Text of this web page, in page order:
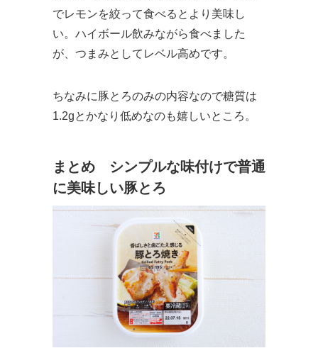
でレモンを絞って食べるとより美味し
い。ハイボール飲みながら食べました
が、つまみとしてレベル高めです。
ちなみに豚とろのみの内容なので糖質は
1.2gとかなり低めなのも嬉しいところ。
まとめ シンプルな味付けで普通
に美味しい豚とろ